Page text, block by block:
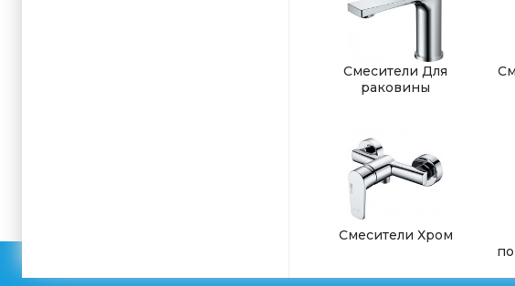
Смесители Для
раковины
Смесители Хром